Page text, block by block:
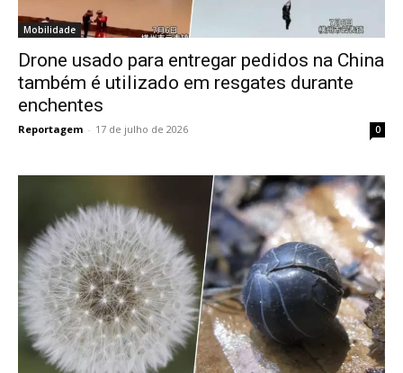
Mobilidade
Drone usado para entregar pedidos na China
também é utilizado em resgates durante
enchentes
Reportagem - 17 de julho de 2026 0